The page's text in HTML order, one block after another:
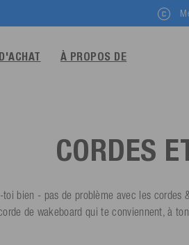
À PROPOS DE
CORDES
toi bien - pas de problème avec les cordes
de wakeboard qui te conviennent, à